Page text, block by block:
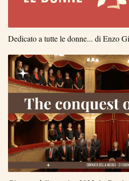
Dedicato a tutte le donne... di Enzo